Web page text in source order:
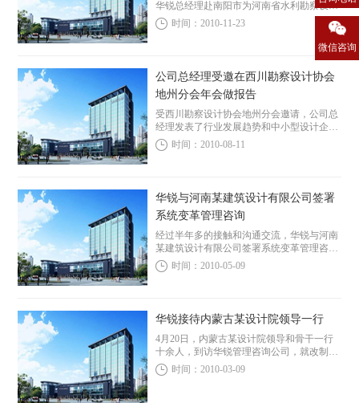
华锐总经理赴南阳市为河南省水利勘察设计
行业的设计院院长作了《水利设计院的挑战
和发展》的报告，对水利设计院面临的挑战
时间：2010-11-23
公司总经理受邀在西川勘察设计协会
地州分会年会做报告
受西川勘察设计协会地州分会邀请，公司总
经理发表了行业发展趋势和中小型设计企业
战略变革和管理提升的演讲。演讲后李宏凯
总经理与几家设计院的院长进行了深入的交
时间：2010-08-11
华锐与河南某建筑设计有限公司签署
系统变革管理咨询
经过半年多的接触和沟通交流，华锐与河南
某建筑设计有限公司签署系统变革管理咨询
项目，本项目内容涉及公司发展战略规划；
完善公司治理机制；提出历史遗留问题解决
时间：2010-05-09
华锐接待内蒙古某设计院领导一行
4月20日，内蒙古某设计院领导和骨干一行
十余人，到访华锐管理咨询公司，就改制及
改制后的企业发展、管理变革等问题，与华
锐进行了交流。 李宏凯总经理介绍了业内改
时间：2010-03-09
微信咨询